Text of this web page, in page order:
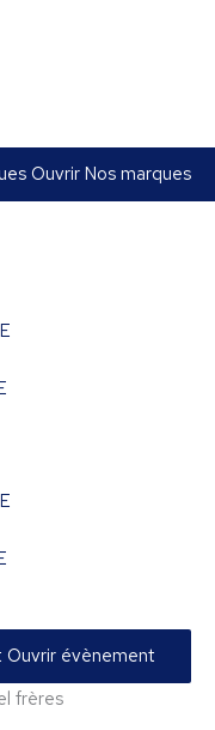
Ouvrir Nos marques
Ouvrir évènement